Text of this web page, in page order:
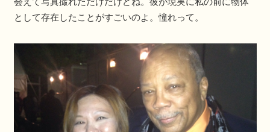
として存在したことがすごいのよ。憧れって。